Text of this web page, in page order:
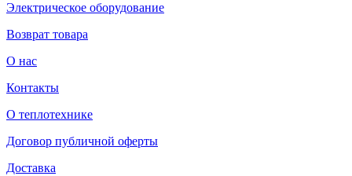
Электрическое оборудование
Возврат товара
О нас
Контакты
О теплотехнике
Договор публичной оферты
Доставка